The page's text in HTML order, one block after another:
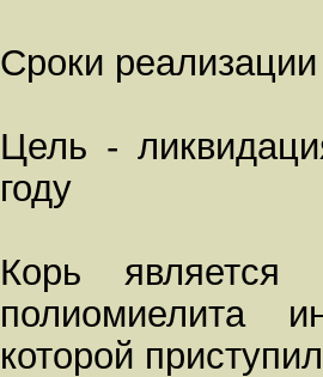
Сроки
Цель -
году
Корь
полиомиелита
которой